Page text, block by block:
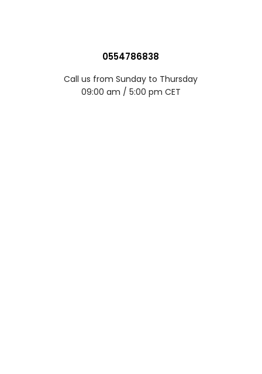
0554786838
Call us from Sunday to Thursday
09:00 am / 5:00 pm CET